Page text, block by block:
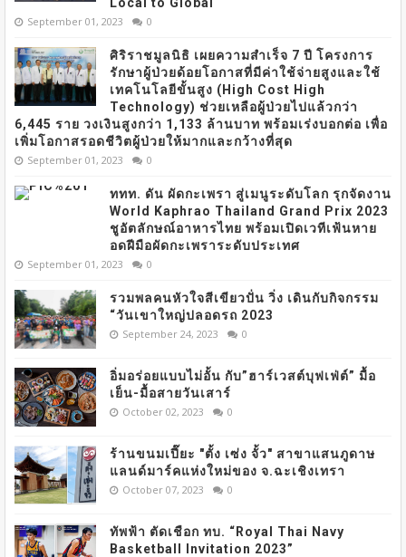
September 01, 2023 0
ศิริราชมูลนิธิ เผยความสำเร็จ 7 ปี โครงการ
รักษาผู้ป่วยด้อยโอกาสที่มีค่าใช้จ่ายสูงและใช้
เทคโนโลยีขั้นสูง (High Cost High
Technology) ช่วยเหลือผู้ป่วยไปแล้วกว่า
6,445 ราย วงเงินสูงกว่า 1,133 ล้านบาท พร้อมเร่งบอกต่อ เพื่อ
เพิ่มโอกาสรอดชีวิตผู้ป่วยให้มากและกว้างที่สุด
September 01, 2023 0
ททท. ดัน ผัดกะเพรา สู่เมนูระดับโลก รุกจัดงาน
World Kaphrao Thailand Grand Prix 2023
ชูอัตลักษณ์อาหารไทย พร้อมเปิดเวทีเฟ้นหาย
อดฝีมือผัดกะเพราระดับประเทศ
September 01, 2023 0
รวมพลคนหัวใจสีเขียวปั่น วิ่ง เดินกับกิจกรรม
“วันเขาใหญ่ปลอดรถ 2023
September 24, 2023 0
อิ่มอร่อยแบบไม่อั้น กับ”ฮาร์เวสต์บุฟเฟ่ต์” มื้อ
เย็น-มื้อสายวันเสาร์
October 02, 2023 0
ร้านขนมเปี๊ยะ "ตั้ง เซ่ง จั้ว" สาขาแสนภูดาษ
แลนด์มาร์คแห่งใหม่ของ จ.ฉะเชิงเทรา
October 07, 2023 0
ทัพฟ้า ตัดเชือก ทบ. “Royal Thai Navy
Basketball Invitation 2023”